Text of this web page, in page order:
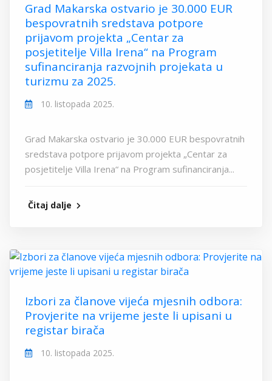
Grad Makarska ostvario je 30.000 EUR
bespovratnih sredstava potpore
prijavom projekta „Centar za
posjetitelje Villa Irena“ na Program
sufinanciranja razvojnih projekata u
turizmu za 2025.
10. listopada 2025.
Grad Makarska ostvario je 30.000 EUR bespovratnih
sredstava potpore prijavom projekta „Centar za
posjetitelje Villa Irena“ na Program sufinanciranja...
Čitaj dalje
Izbori za članove vijeća mjesnih odbora:
Provjerite na vrijeme jeste li upisani u
registar birača
10. listopada 2025.